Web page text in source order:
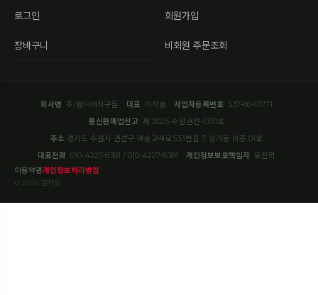
로그인 회원가입
장바구니 비회원 주문조회
회사명 주)범이네식구들 대표 이석범 사업자등록번호 537-86-01771
통신판매업신고 제 2025-수원권선-1351호
주소 경기도 수원시 권선구 매송고색로533번길 7, 상가동 비층 01호
대표전화 010-4227-8381 / 010-4227-8381 개인정보보호책임자 유진혁
이용약관개인정보처리방침
© 2026 잘차림